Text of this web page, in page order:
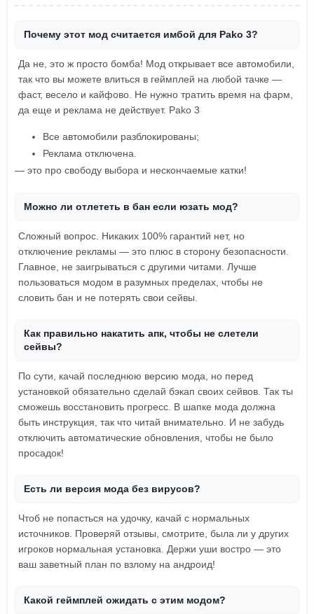
Почему этот мод считается имбой для Pako 3?
Да не, это ж просто бомба! Мод открывает все автомобили,
так что вы можете влиться в геймплей на любой тачке —
фаст, весело и кайфово. Не нужно тратить время на фарм,
да еще и реклама не действует. Pako 3
Все автомобили разблокированы;
Реклама отключена.
— это про свободу выбора и нескончаемые катки!
Можно ли отлететь в бан если юзать мод?
Сложный вопрос. Никаких 100% гарантий нет, но
отключение рекламы — это плюс в сторону безопасности.
Главное, не заигрываться с другими читами. Лучше
пользоваться модом в разумных пределах, чтобы не
словить бан и не потерять свои сейвы.
Как правильно накатить апк, чтобы не слетели
сейвы?
По сути, качай последнюю версию мода, но перед
установкой обязательно сделай бэкап своих сейвов. Так ты
сможешь восстановить прогресс. В шапке мода должна
быть инструкция, так что читай внимательно. И не забудь
отключить автоматические обновления, чтобы не было
просадок!
Есть ли версия мода без вирусов?
Чтоб не попасться на удочку, качай с нормальных
источников. Проверяй отзывы, смотрите, была ли у других
игроков нормальная установка. Держи уши востро — это
ваш заветный план по взлому на андроид!
Какой геймплей ожидать с этим модом?